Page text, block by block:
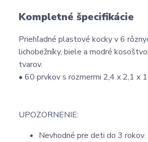
Kompletné špecifikácie
Priehľadné plastové kocky v 6
lichobežníky, biele a modré
tvarov.
• 60 prvkov s rozmermi 2,4 x 2,1 x
UPOZORNENIE:
Nevhodné pre deti do 3 rokov.